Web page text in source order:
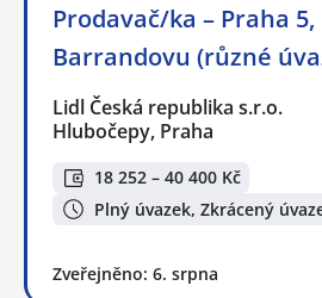
Prodavač/ka – Praha 5,
Barrandovu (různé
Lidl Česká republika s.r.o.
Hlubočepy, Praha
18 252 – 40 400 Kč
Plný úvazek, Zkrácený
Zveřejněno: 6. srpna